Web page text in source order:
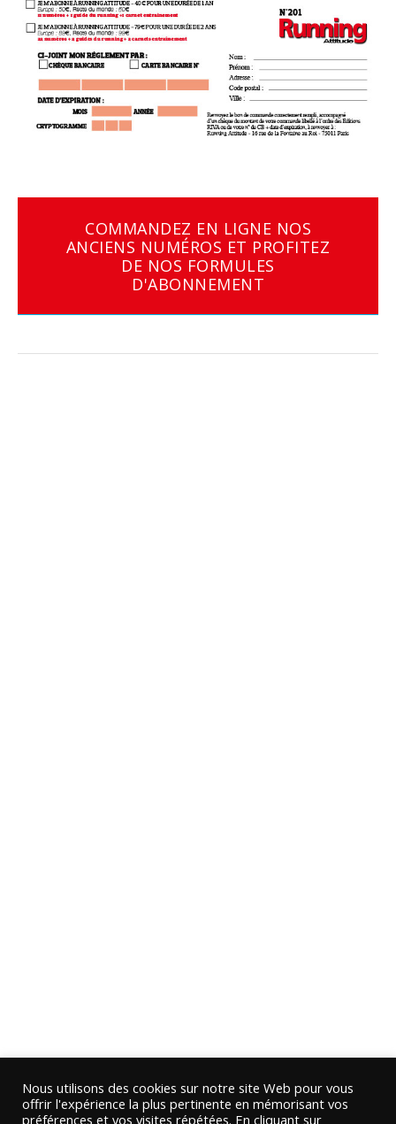
COMMANDEZ EN LIGNE NOS
ANCIENS NUMÉROS ET PROFITEZ
DE NOS FORMULES
D'ABONNEMENT
Nous utilisons des cookies sur notre site Web pour vous
offrir l'expérience la plus pertinente en mémorisant vos
préférences et vos visites répétées. En cliquant sur